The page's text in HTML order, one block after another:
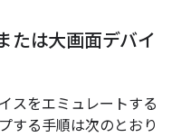
たは大画面デバイ
スをエミュレートする
する手順は次のとおり